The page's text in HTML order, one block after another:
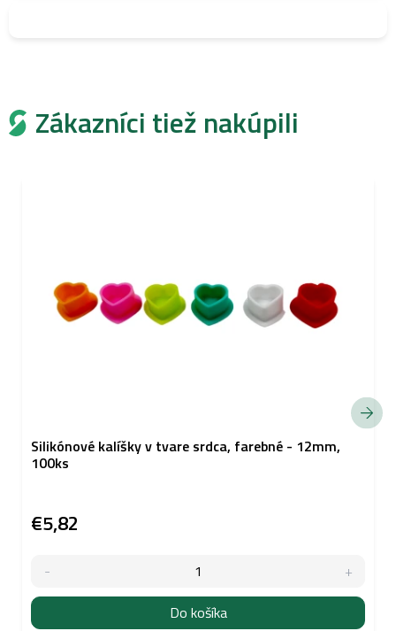
Zákazníci tiež nakúpili
Silikónové kalíšky v tvare srdca, farebné - 12mm,
100ks
€5,82
Do košíka